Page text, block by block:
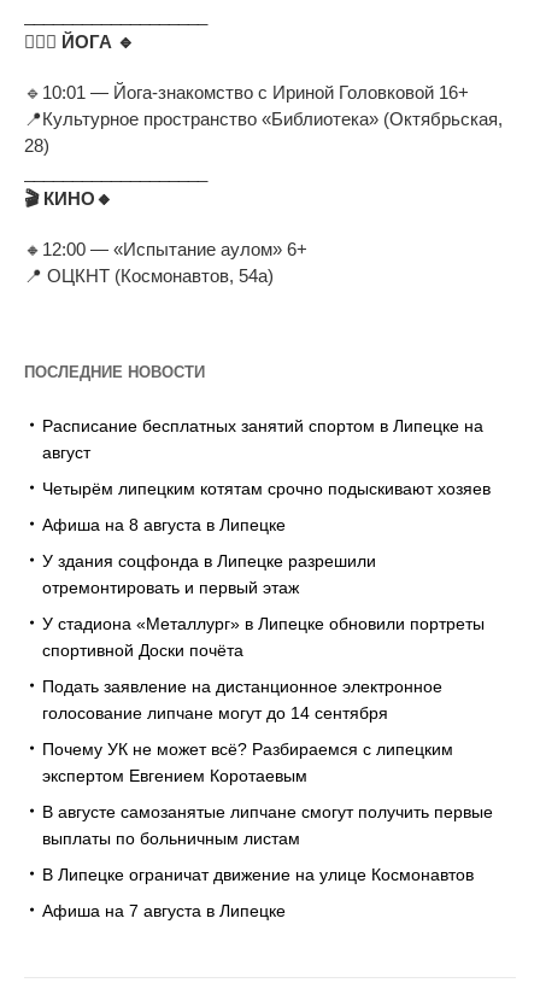
🧘 ЙОГА 🔹
🔹 10:01 — Йога-знакомство с Ириной Головковой 16+
📍Культурное пространство «Библиотека» (Октябрьская,
28)
🎬КИНО🔸
🔸 12:00 — «Испытание аулом» 6+
📍 ОЦКНТ (Космонавтов, 54а)
ПОСЛЕДНИЕ НОВОСТИ
Расписание бесплатных занятий спортом в Липецке на
август
Четырём липецким котятам срочно подыскивают хозяев
Афиша на 8 августа в Липецке
У здания соцфонда в Липецке разрешили
отремонтировать и первый этаж
У стадиона «Металлург» в Липецке обновили портреты
спортивной Доски почёта
Подать заявление на дистанционное электронное
голосование липчане могут до 14 сентября
Почему УК не может всё? Разбираемся с липецким
экспертом Евгением Коротаевым
В августе самозанятые липчане смогут получить первые
выплаты по больничным листам
В Липецке ограничат движение на улице Космонавтов
Афиша на 7 августа в Липецке